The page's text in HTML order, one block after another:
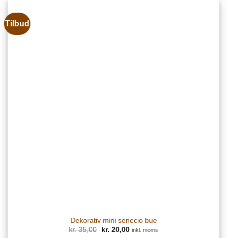
Tilbud
Dekorativ mini senecio bue
kr.35,00
Den
kr. 20,00Den
inkl. moms